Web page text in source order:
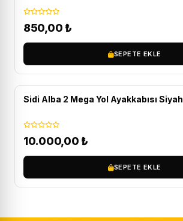
850,00 ₺
SEPETE EKLE
Sidi Alba 2 Mega Yol Ayakkabısı Siyah
10.000,00 ₺
SEPETE EKLE